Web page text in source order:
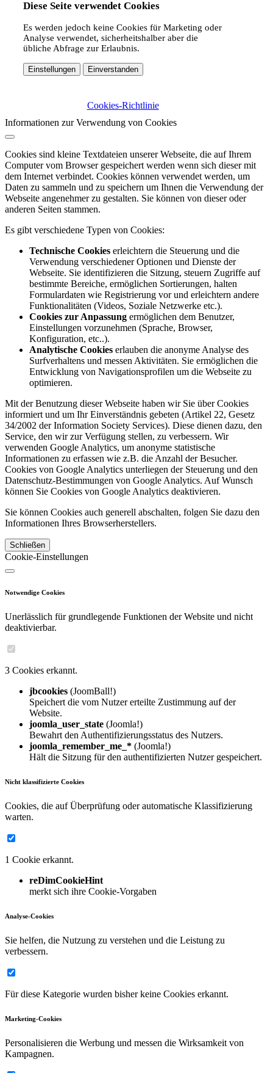
Diese Seite verwendet Cookies
Es werden jedoch keine Cookies für Marketing oder
Analyse verwendet, sicherheitshalber aber die
übliche Abfrage zur Erlaubnis.
Einstellungen Einverstanden
Cookies-Richtlinie
Informationen zur Verwendung von Cookies
Cookies sind kleine Textdateien unserer Webseite, die auf Ihrem
Computer vom Browser gespeichert werden wenn sich dieser mit
dem Internet verbindet. Cookies können verwendet werden, um
Daten zu sammeln und zu speichern um Ihnen die Verwendung der
Webseite angenehmer zu gestalten. Sie können von dieser oder
anderen Seiten stammen.
Es gibt verschiedene Typen von Cookies:
Technische Cookies erleichtern die Steuerung und die
Verwendung verschiedener Optionen und Dienste der
Webseite. Sie identifizieren die Sitzung, steuern Zugriffe auf
bestimmte Bereiche, ermöglichen Sortierungen, halten
Formulardaten wie Registrierung vor und erleichtern andere
Funktionalitäten (Videos, Soziale Netzwerke etc.).
Cookies zur Anpassung ermöglichen dem Benutzer,
Einstellungen vorzunehmen (Sprache, Browser,
Konfiguration, etc..).
Analytische Cookies erlauben die anonyme Analyse des
Surfverhaltens und messen Aktivitäten. Sie ermöglichen die
Entwicklung von Navigationsprofilen um die Webseite zu
optimieren.
Mit der Benutzung dieser Webseite haben wir Sie über Cookies
informiert und um Ihr Einverständnis gebeten (Artikel 22, Gesetz
34/2002 der Information Society Services). Diese dienen dazu, den
Service, den wir zur Verfügung stellen, zu verbessern. Wir
verwenden Google Analytics, um anonyme statistische
Informationen zu erfassen wie z.B. die Anzahl der Besucher.
Cookies von Google Analytics unterliegen der Steuerung und den
Datenschutz-Bestimmungen von Google Analytics. Auf Wunsch
können Sie Cookies von Google Analytics deaktivieren.
Sie können Cookies auch generell abschalten, folgen Sie dazu den
Informationen Ihres Browserherstellers.
Schließen
Cookie-Einstellungen
Notwendige Cookies
Unerlässlich für grundlegende Funktionen der Website und nicht
deaktivierbar.
3 Cookies erkannt.
jbcookies (JoomBall!)
Speichert die vom Nutzer erteilte Zustimmung auf der
Website.
joomla_user_state (Joomla!)
Bewahrt den Authentifizierungsstatus des Nutzers.
joomla_remember_me_* (Joomla!)
Hält die Sitzung für den authentifizierten Nutzer gespeichert.
Nicht klassifizierte Cookies
Cookies, die auf Überprüfung oder automatische Klassifizierung
warten.
1 Cookie erkannt.
reDimCookieHint
merkt sich ihre Cookie-Vorgaben
Analyse-Cookies
Sie helfen, die Nutzung zu verstehen und die Leistung zu
verbessern.
Für diese Kategorie wurden bisher keine Cookies erkannt.
Marketing-Cookies
Personalisieren die Werbung und messen die Wirksamkeit von
Kampagnen.